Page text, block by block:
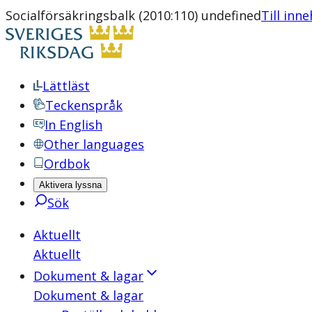
Socialförsäkringsbalk (2010:110) undefinedTill
Lättläst
Teckenspråk
In English
Other languages
Ordbok
Aktivera lyssna
Sök
Aktuellt
Aktuellt
Dokument & lagar
Dokument & lagar